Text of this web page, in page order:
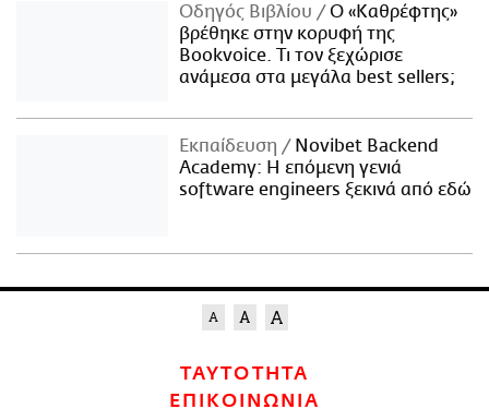
Οδηγός Βιβλίου
Ο «Καθρέφτης»
βρέθηκε στην κορυφή της
Bookvoice. Τι τον ξεχώρισε
ανάμεσα στα μεγάλα best sellers;
Εκπαίδευση
Novibet Backend
Academy: Η επόμενη γενιά
software engineers ξεκινά από εδώ
ΤΑΥΤΟΤΗΤΑ
ΕΠΙΚΟΙΝΩΝΙΑ